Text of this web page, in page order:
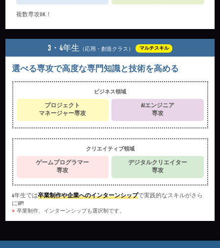
複数専攻OK！
3・4年生 （応用・創造クラス） マルチスキル
選べる専攻で高度な専門知識と技術を高める
ビジネス領域
プロジェクト
マネージャー専攻
AIエンジニア
専攻
クリエイティブ領域
ゲームプログラマー
専攻
デジタルクリエイター
専攻
4年生では卒業制作や企業へのインターンシップで実践的なスキルがさら
にUP!
卒業制作、インターンシップも選択制です。